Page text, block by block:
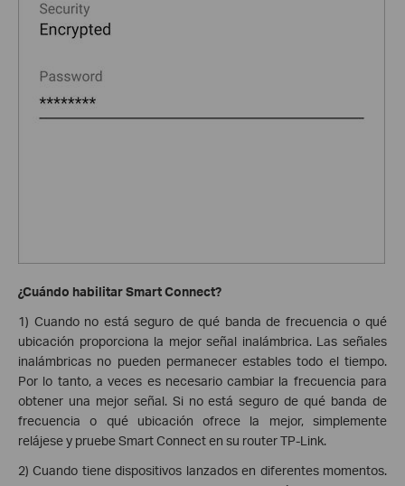
¿Cuándo habilitar Smart Connect?
1) Cuando no está seguro de qué banda de frecuencia o qué
ubicación proporciona la mejor señal inalámbrica. Las señales
inalámbricas no pueden permanecer estables todo el tiempo.
Por lo tanto, a veces es necesario cambiar la frecuencia para
obtener una mejor señal. Si no está seguro de qué banda de
frecuencia o qué ubicación ofrece la mejor, simplemente
relájese y pruebe Smart Connect en su router TP-Link.
2) Cuando tiene dispositivos lanzados en diferentes momentos.